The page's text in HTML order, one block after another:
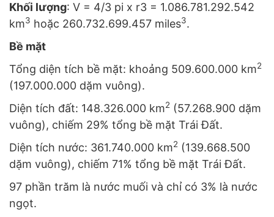
Khối lượng: V = 4/3 pi x r3 = 1.086.781.292.542
km3 hoặc 260.732.699.457 miles3.
Bề mặt
Tổng diện tích bề mặt: khoảng 509.600.000 km2
(197.000.000 dặm vuông).
Diện tích đất: 148.326.000 km2 (57.268.900 dặm
vuông), chiếm 29% tổng bề mặt Trái Đất.
Diện tích nước: 361.740.000 km2 (139.668.500
dặm vuông), chiếm 71% tổng bề mặt Trái Đất.
97 phần trăm là nước muối và chỉ có 3% là nước
ngọt.